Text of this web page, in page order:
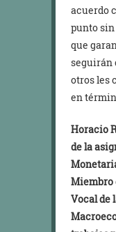
acuerdo
punto
que
seguirán
otros les
en
Horacio
de la
Miembro
Vocal de